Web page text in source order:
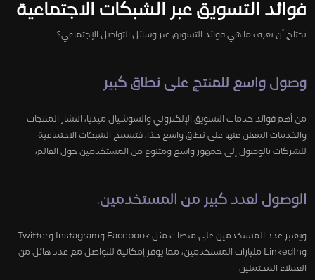
فوائد التسويق عبر الشبكات الاجتماعية
نحتاج أن نعرف ما هي فوائد التسويق عبر وسائل التواصل الإجتماعي؟
وصول واسع للمنتج على نطاق كبير
من أهم فوائد خدمات التسويق الإلكتروني والسوشيال ميديا، انتشار المنتجات
والخدمات المعلن عنها على نطاق واسع جدًا، فتسمح الشبكات الاجتماعية
للشركات بالوصول إلى جمهور واسع ومتنوع من المستخدمين حول العالم،
الوصول لعدد كبير من المستخدمين.
ويعتبر عدد المستخدمين على منصات مثل Facebook وInstagram وTwitter
وLinkedIn مليارات المستخدمين، مما يوفر إمكانية للتواصل مع عدد هائل من
العملاء المحتملين.